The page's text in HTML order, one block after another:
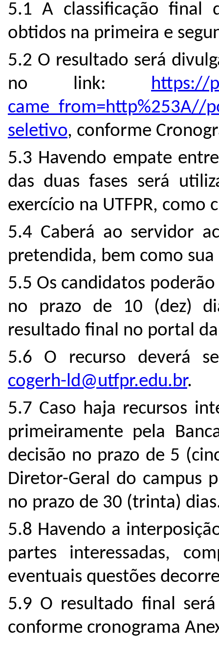
5.1 A classificação final
obtidos na primeira e
5.2 O resultado será
no link: https://
came_from=http%253A//
seletivo, conforme
5.3 Havendo empate
das duas fases será
exercício na UTFPR,
5.4 Caberá ao servidor
pretendida, bem como sua
5.5 Os candidatos
no prazo de 10 (dez)
resultado final no portal da
5.6 O recurso deverá
cogerh-ld@utfpr.edu.br.
5.7 Caso haja recursos
primeiramente pela
decisão no prazo de 5
Diretor-Geral do campus
no prazo de 30 (trinta)
5.8 Havendo a
partes interessadas,
eventuais questões
5.9 O resultado final
conforme cronograma